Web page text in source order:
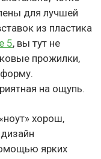
для лучшей
из пластика
5, вы тут не
прожилки,
на ощупь.
хорош,
ярких